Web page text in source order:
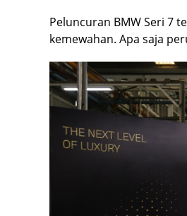
Peluncuran BMW Seri 7
kemewahan. Apa saja